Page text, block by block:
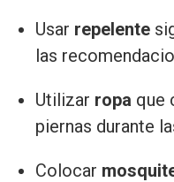
Usar repelente
las
Utilizar ropa que
piernas durante
Colocar